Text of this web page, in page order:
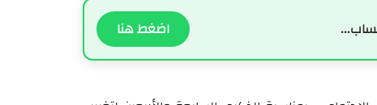
اضغط هنا